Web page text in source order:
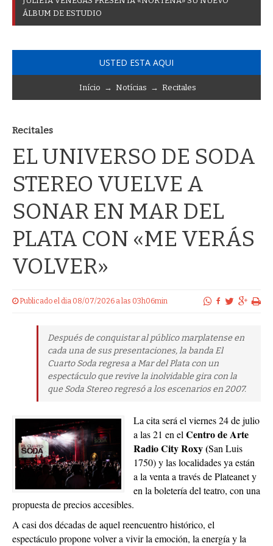
ÁLBUM DE ESTUDIO
USTED ESTA AQUI
Início → Notícias → Recitales
Recitales
EL UNIVERSO DE SODA
STEREO VUELVE A
SONAR EN MAR DEL
PLATA CON «ME VERÁS
VOLVER»
Publicado el dia 08/07/2026 a las 03h06min
Después de conquistar al público marplatense en
cada una de sus presentaciones, la banda El
Cuarto Soda regresa a Mar del Plata con un
espectáculo que revive la inolvidable gira con la
que Soda Stereo regresó a los escenarios en 2007.
La cita será el viernes 24 de julio
a las 21 en el Centro de Arte
Radio City Roxy (San Luis
1750) y las localidades ya están
a la venta a través de Plateanet y
en la boletería del teatro, con una
propuesta de precios accesibles.
A casi dos décadas de aquel reencuentro histórico, el
espectáculo propone volver a vivir la emoción, la energía y la